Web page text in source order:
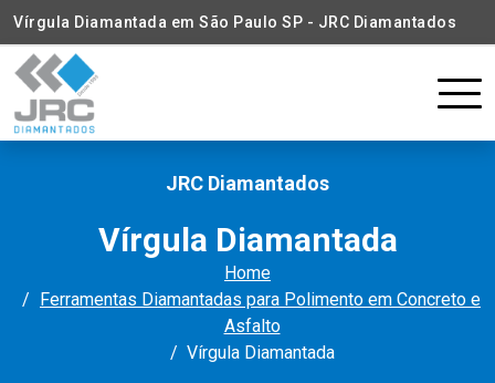
Vírgula Diamantada em São Paulo SP - JRC Diamantados
JRC Diamantados
Vírgula Diamantada
Home
Ferramentas Diamantadas para Polimento em Concreto e
Asfalto
Vírgula Diamantada